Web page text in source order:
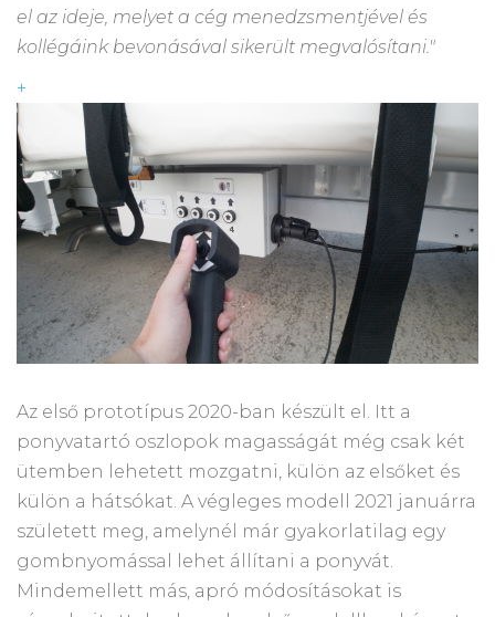
el az ideje, melyet a cég menedzsmentjével és
kollégáink bevonásával sikerült megvalósítani."
+
Az első prototípus 2020-ban készült el. Itt a
ponyvatartó oszlopok magasságát még csak két
ütemben lehetett mozgatni, külön az elsőket és
külön a hátsókat. A végleges modell 2021 januárra
született meg, amelynél már gyakorlatilag egy
gombnyomással lehet állítani a ponyvát.
Mindemellett más, apró módosításokat is